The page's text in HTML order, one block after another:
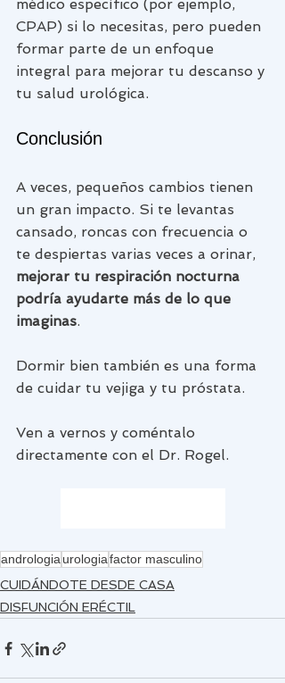
médico específico (por ejemplo,
CPAP) si lo necesitas, pero pueden
formar parte de un enfoque
integral para mejorar tu descanso y
tu salud urológica.
Conclusión
A veces, pequeños cambios tienen
un gran impacto. Si te levantas
cansado, roncas con frecuencia o
te despiertas varias veces a orinar,
mejorar tu respiración nocturna
podría ayudarte más de lo que
imaginas.
Dormir bien también es una forma
de cuidar tu vejiga y tu próstata.
Ven a vernos y coméntalo
directamente con el Dr. Rogel.
andrologia urologiafactor masculino
CUIDÁNDOTE DESDE CASA
DISFUNCIÓN ERÉCTIL